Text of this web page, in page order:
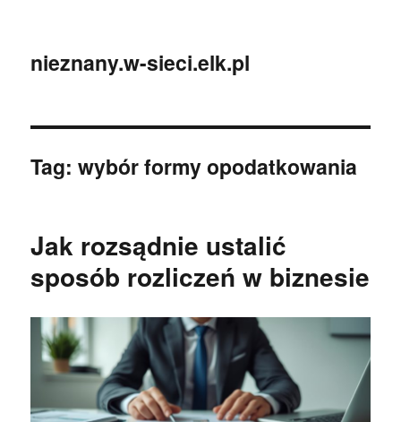
nieznany.w-sieci.elk.pl
Tag:wybór formy opodatkowania
Jak rozsądnie ustalić
sposób rozliczeń w biznesie